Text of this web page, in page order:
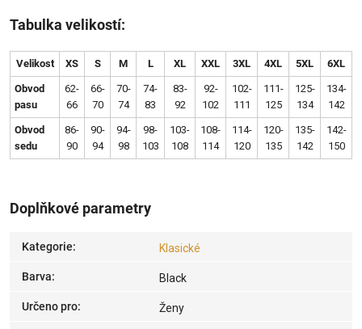
Tabulka velikostí:
Velikost XS S M L XL XXL 3XL 4XL 5XL 6XL
Obvod
pasu
62-
66
66-
70
70-
74
74-
83
83-
92
92-
102
102-
111
111-
125
125-
134
134-
142
Obvod
sedu
86-
90
90-
94
94-
98
98-
103
103-
108
108-
114
114-
120
120-
135
135-
142
142-
150
Doplňkové parametry
Kategorie: Klasické
Barva: Black
Určeno pro: Ženy